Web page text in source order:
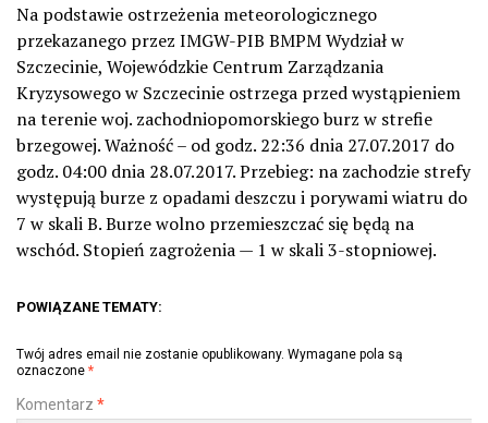
Na podstawie ostrzeżenia meteorologicznego
przekazanego przez IMGW-PIB BMPM Wydział w
Szczecinie, Wojewódzkie Centrum Zarządzania
Kryzysowego w Szczecinie ostrzega przed wystąpieniem
na terenie woj. zachodniopomorskiego burz w strefie
brzegowej. Ważność – od godz. 22:36 dnia 27.07.2017 do
godz. 04:00 dnia 28.07.2017. Przebieg: na zachodzie strefy
występują burze z opadami deszczu i porywami wiatru do
7 w skali B. Burze wolno przemieszczać się będą na
wschód. Stopień zagrożenia — 1 w skali 3-stopniowej.
POWIĄZANE TEMATY:
Twój adres email nie zostanie opublikowany. Wymagane pola są
oznaczone *
Komentarz *